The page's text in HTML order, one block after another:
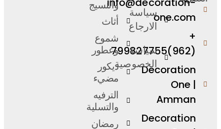
one.com
+
(962)799827755
Decoration
One |
Amman
Decoration
سياسة
الارجاع
سياسة
الخصوصية
والنسيج
أثاث
شموع
وعطور
ديكور
مضيء
الترفيه
والتسلية
رمضان